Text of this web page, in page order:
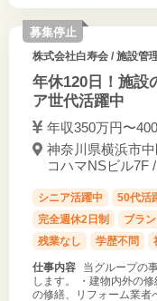
募集停止
株式会社白寿会/ 施設管
年休120日！施設
ア世代活躍中
年収350万円〜
神奈川県横浜市
コハマNSビル7F
シニア活躍中 50代活
完全週休2日制
ブラ
残業なし
学歴不問
仕事内容
当グループの
します。 ・建物内外の
の修繕、リフォーム業者